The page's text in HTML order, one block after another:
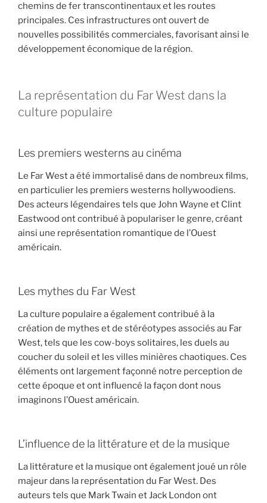
chemins de fer transcontinentaux et les routes
principales. Ces infrastructures ont ouvert de
nouvelles possibilités commerciales, favorisant ainsi le
développement économique de la région.
La représentation du Far West dans la
culture populaire
Les premiers westerns au cinéma
Le Far West a été immortalisé dans de nombreux films,
en particulier les premiers westerns hollywoodiens.
Des acteurs légendaires tels que John Wayne et Clint
Eastwood ont contribué à populariser le genre, créant
ainsi une représentation romantique de l’Ouest
américain.
Les mythes du Far West
La culture populaire a également contribué à la
création de mythes et de stéréotypes associés au Far
West, tels que les cow-boys solitaires, les duels au
coucher du soleil et les villes minières chaotiques. Ces
éléments ont largement façonné notre perception de
cette époque et ont influencé la façon dont nous
imaginons l’Ouest américain.
L’influence de la littérature et de la musique
La littérature et la musique ont également joué un rôle
majeur dans la représentation du Far West. Des
auteurs tels que Mark Twain et Jack London ont